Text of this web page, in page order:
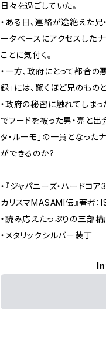
日々を過ごしていた。
・ある日、連絡が途絶えた
ータベースにアクセスした
ことに気付く。
・一方、政府にとって都合
録」には、驚くほど兄のもの
・政府の秘密に触れてしま
でフードを被った男・亮と出
タ・ルーモ」の一員となった
ができるのか?
・『ジャパニーズ・ハードコ
カリスマMASAMI伝』著者
・読み応えたっぷりの三部
・メタリックシルバー装丁